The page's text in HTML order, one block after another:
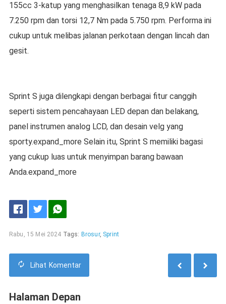
155cc 3-katup yang menghasilkan tenaga 8,9 kW pada
7.250 rpm dan torsi 12,7 Nm pada 5.750 rpm. Performa ini
cukup untuk melibas jalanan perkotaan dengan lincah dan
gesit.
Sprint S juga dilengkapi dengan berbagai fitur canggih
seperti sistem pencahayaan LED depan dan belakang,
panel instrumen analog LCD, dan desain velg yang
sporty.expand_more Selain itu, Sprint S memiliki bagasi
yang cukup luas untuk menyimpan barang bawaan
Anda.expand_more
Rabu, 15 Mei 2024 Tags: Brosur, Sprint
Lihat Komentar
Halaman Depan